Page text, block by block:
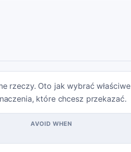
rzeczy. Oto jak wybrać właściwe
które chcesz przekazać.
AVOID WHEN